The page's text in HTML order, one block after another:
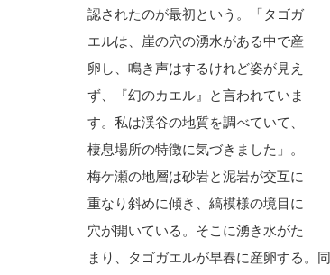
認されたのが最初という。「タゴガ
エルは、崖の穴の湧水がある中で産
卵し、鳴き声はするけれど姿が見え
ず、『幻のカエル』と言われていま
す。私は渓谷の地質を調べていて、
棲息場所の特徴に気づきました」。
梅ケ瀬の地層は砂岩と泥岩が交互に
重なり斜めに傾き、縞模様の境目に
穴が開いている。そこに湧き水がた
まり、タゴガエルが早春に産卵する。